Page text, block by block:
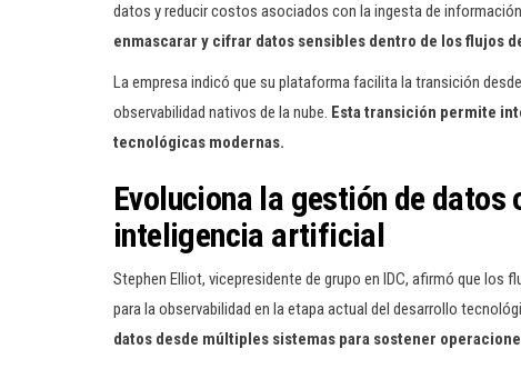
datos y reducir costos asociados con la ingesta de
enmascarar y cifrar datos sensibles dentro de los flujos
La empresa indicó que su plataforma facilita la transición
observabilidad nativos de la nube. Esta transición permite
tecnológicas modernas.
Evoluciona la gestión de datos
inteligencia artificial
Stephen Elliot, vicepresidente de grupo en IDC, afirmó que
para la observabilidad en la etapa actual del desarrollo
datos desde múltiples sistemas para sostener